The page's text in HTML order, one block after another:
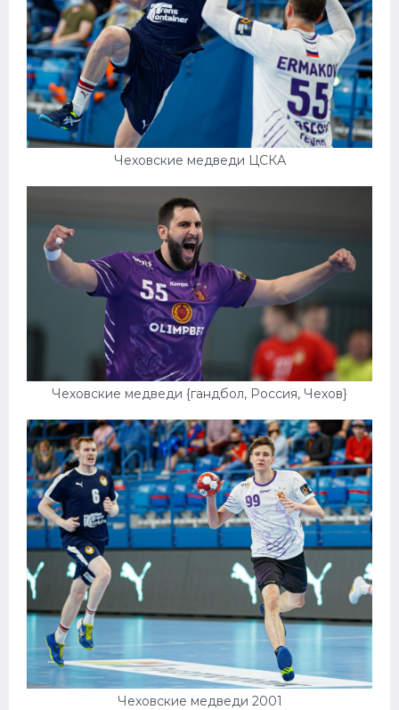
Чеховские медведи ЦСКА
Чеховские медведи {гандбол, Россия, Чехов}
Чеховские медведи 2001